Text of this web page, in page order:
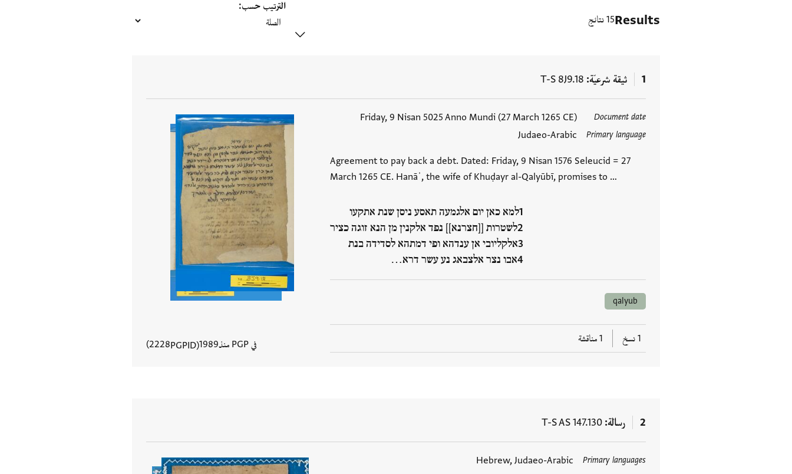
Results15 نتائج
الترتيب حسب
1 ثيقة شرعيّة T-S 8J9.18
Document date
Friday, 9 Nisan 5025 Anno Mundi (27 March 1265 CE)
Primary language
Judaeo-Arabic
Agreement to pay back a debt. Dated: Friday, 9 Nisan 1576 Seleucid = 27
March 1265 CE. Hanāʾ, the wife of Khuḍayr al-Qalyūbī, promises to …
למא כאן יום אלגמעה תאסע ניסן שנת אתקעו
לשטרות [[חצרנא]] נפד אלקנין מן הנא זוגה כציר
אלקליובי אן ענדהא ופי דמתהא לסדידה בנת
אבו נצר אלצבאג נע עשר דרא…
العلامات
qalyub
1 نسخ 1 مناقشة في PGP منذ 1989
PGPID
2228
2 رسالة T-S AS 147.130
Primary languages
Hebrew, Judaeo-Arabic العلامات